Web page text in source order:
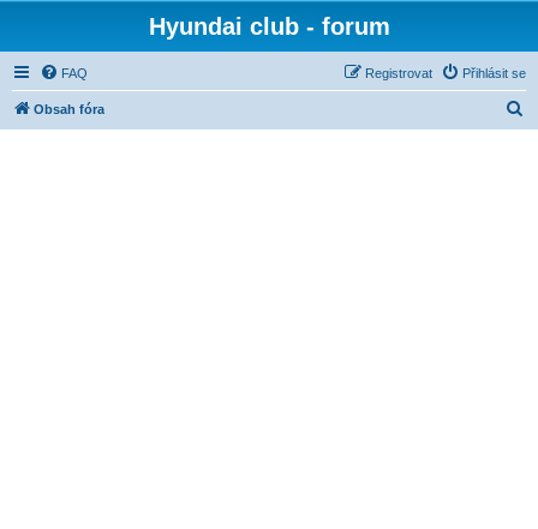
Hyundai club - forum
FAQ Přihlásit se
Registrovat
Obsah fóra